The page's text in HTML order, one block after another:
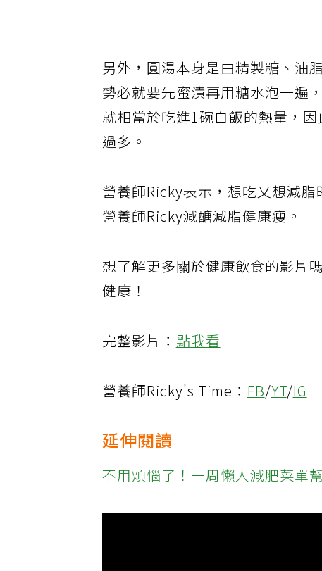
另外，圓湯本身是由精製糖、油
勢必就要先蜜漬再用糖水泡一遍
就相當於吃進1碗白飯的熱量，
過多。
營養師Ricky表示，想吃又想減
營養師Ricky減醣減脂健康瘦。
想了解更多關於健康飲食的影片
健康！
完整影片：點我看
營養師Ricky's Time：FB/YT/IG
延伸閱讀
不用煩惱了！一周懶人減肥菜單